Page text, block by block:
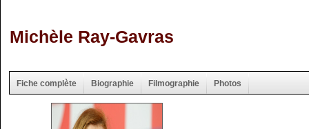
Michèle Ray-Gavras
Fiche complète Biographie Filmographie Photos